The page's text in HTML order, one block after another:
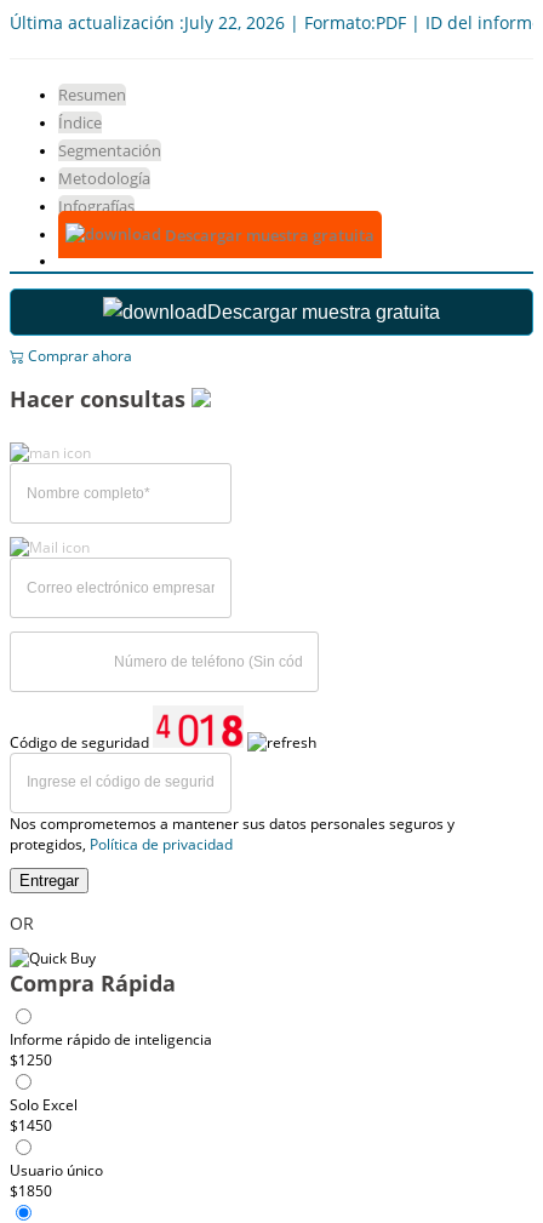
Última actualización :July 22, 2026 | Formato:PDF | ID del
Resumen
Índice
Segmentación
Metodología
Infografías
Descargar muestra gratuita
Descargar muestra gratuita
Comprar ahora
Hacer consultas
Código de seguridad
Nos comprometemos a mantener sus datos personales seguros y
protegidos, Política de privacidad
Entregar
OR
Compra Rápida
Informe rápido de inteligencia
$1250
Solo Excel
$1450
Usuario único
$1850